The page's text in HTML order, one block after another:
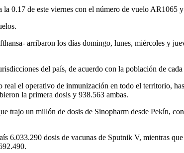
0.17 de este viernes con el número de vuelo AR1065
arribaron los días domingo, lunes, miércoles y
del país, de acuerdo con la población de
el operativo de inmunización en todo el territorio,
la primera dosis y 938.563 ambas.
trajo un millón de dosis de Sinopharm desde Pekín,
6.033.290 dosis de vacunas de Sputnik V, mientras